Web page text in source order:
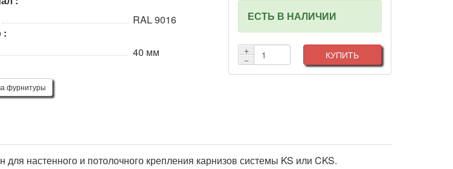
RAL 9016
:
40 мм
фурнитуры
ЕСТЬ В НАЛИЧИИ
+
−
КУПИТЬ
настенного и потолочного крепления карнизов системы KS или CKS.